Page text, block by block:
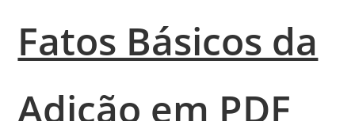
Fatos Básicos da
Adição em PDF